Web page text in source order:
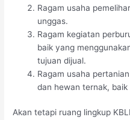
Ragam usaha
unggas.
Ragam kegiatan
baik yang
tujuan dijual.
Ragam usaha
dan hewan ternak,
Akan tetapi ruang lingkup